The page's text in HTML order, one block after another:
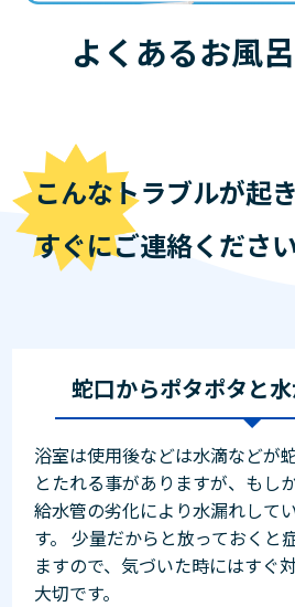
よくあるお風呂
こんなトラブルが起
すぐにご連絡くださ
蛇口からポタポタと
浴室は使用後などは水滴などが
とたれる事がありますが、もし
給水管の劣化により水漏れして
す。 少量だからと放っておくと
ますので、気づいた時にはすぐ
大切です。